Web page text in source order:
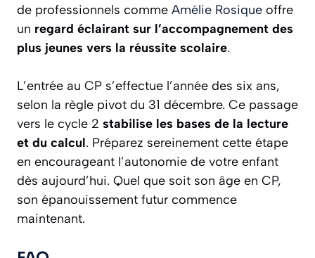
de professionnels comme Amélie Rosique offre
un regard éclairant sur l’accompagnement des
plus jeunes vers la réussite scolaire.
L’entrée au CP s’effectue l’année des six ans,
selon la règle pivot du 31 décembre. Ce passage
vers le cycle 2 stabilise les bases de la lecture
et du calcul. Préparez sereinement cette étape
en encourageant l’autonomie de votre enfant
dès aujourd’hui. Quel que soit son âge en CP,
son épanouissement futur commence
maintenant.